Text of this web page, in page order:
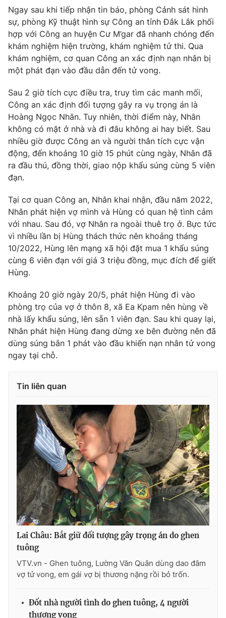
Giải sao mai
Sao
Làm đẹp
Chất lượng cuộc sống
Giáo dục
Tuyển sinh
Học trực tuyến
Công nghệ
Hitech Công nghệ tương lai
Thị trường
Tư vấn
Giao lưu trực tuyến
Lịch phát sóng
Chuyên mục khác
Emagazine Podcast
Photo
Video Shorts video
VTV Money VTV Thể thao
VTV Sức khoẻ
Thị trường 24h Tấm lòng Việt
VTV4 Vươn mình bằng AI
VTV9
Liên hệ tòa soạn
THỜI BÁO VTV
Theo dõi báo trên
Cơ quan chủ quản:Đài Truyền hình Việt Nam
Cơ quan báo chí:Thời báo VTV
Giấy phép hoạt động báo in và báo điện tử số 483/GP-BTTTT
Tổng Biên tập:
Vũ Thanh Thủy
Tổng đài VTV: 024.38 355 931 - 024.38 355 932
Ngay sau khi tiếp nhận tin báo, phòng Cảnh sát hình
sự, phòng Kỹ thuật hình sự Công an tỉnh Đắk Lắk phối
hợp với Công an huyện Cư M’gar đã nhanh chóng đến
khám nghiệm hiện trường, khám nghiệm tử thi. Qua
khám nghiệm, cơ quan Công an xác định nạn nhân bị
một phát đạn vào đầu dẫn đến tử vong.
Sau 2 giờ tích cực điều tra, truy tìm các manh mối,
Công an xác định đối tượng gây ra vụ trọng án là
Hoàng Ngọc Nhân. Tuy nhiên, thời điểm này, Nhân
không có mặt ở nhà và đi đâu không ai hay biết. Sau
nhiều giờ được Công an và người thân tích cực vận
động, đến khoảng 10 giờ 15 phút cùng ngày, Nhân đã
ra đầu thú, đồng thời, giao nộp khẩu súng cùng 5 viên
đạn.
Tại cơ quan Công an, Nhân khai nhận, đầu năm 2022,
Nhân phát hiện vợ mình và Hùng có quan hệ tình cảm
với nhau. Sau đó, vợ Nhân ra ngoài thuê trọ ở. Bực tức
vì nhiều lần bị Hùng thách thức nên khoảng tháng
10/2022, Hùng lên mạng xã hội đặt mua 1 khẩu súng
cùng 6 viên đạn với giá 3 triệu đồng, mục đích để giết
Hùng.
Khoảng 20 giờ ngày 20/5, phát hiện Hùng đi vào
phòng trọ của vợ ở thôn 8, xã Ea Kpam nên hùng về
nhà lấy khẩu súng, lên sẵn 1 viên đạn. Sau khi quay lại,
Nhân phát hiện Hùng đang dừng xe bên đường nên đã
dùng súng bắn 1 phát vào đầu khiến nạn nhân tử vong
ngay tại chỗ.
Tin liên quan
Lai Châu: Bắt giữ đối tượng gây trọng án do ghen
tuông
VTV.vn - Ghen tuông, Lường Văn Quân dùng dao đâm
vợ tử vong, em gái vợ bị thương nặng rồi bỏ trốn.
Đốt nhà người tình do ghen tuông, 4 người
thương vong